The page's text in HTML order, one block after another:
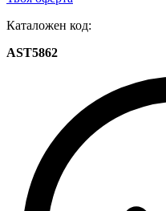
Каталожен код:
AST5862